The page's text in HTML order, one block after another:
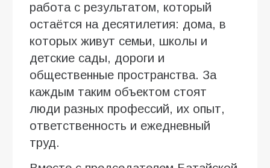
работа с результатом, который
остаётся на десятилетия: дома, в
которых живут семьи, школы и
детские сады, дороги и
общественные пространства. За
каждым таким объектом стоят
люди разных профессий, их опыт,
ответственность и ежедневный
труд.